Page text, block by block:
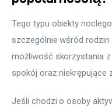
Tego typu obiekty
szczególnie wśród
możliwość skorzystania
spokój oraz niekrępujące
Jeśli chodzi o osoby